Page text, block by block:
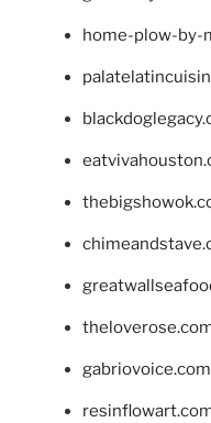
home-plow-by-
gabriovoice.com